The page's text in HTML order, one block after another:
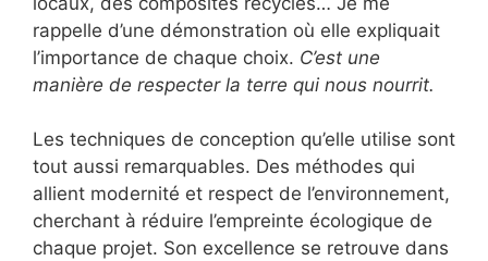
rappelle d’une démonstration où elle expliquait
l’importance de chaque choix. C’est une
manière de respecter la terre qui nous nourrit.
Les techniques de conception qu’elle utilise sont
tout aussi remarquables. Des méthodes qui
allient modernité et respect de l’environnement,
cherchant à réduire l’empreinte écologique de
chaque projet. Son excellence se retrouve dans